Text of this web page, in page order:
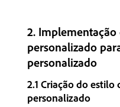
​2.
personalizado
personalizado
2.1 Criação do
personalizado